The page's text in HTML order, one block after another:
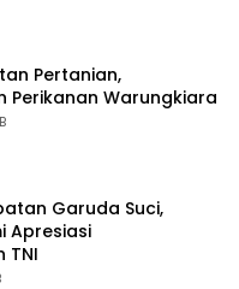
Pertanian,
Perikanan Warungkiara
Garuda Suci,
Apresiasi
TNI